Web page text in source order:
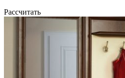
Рассчитать